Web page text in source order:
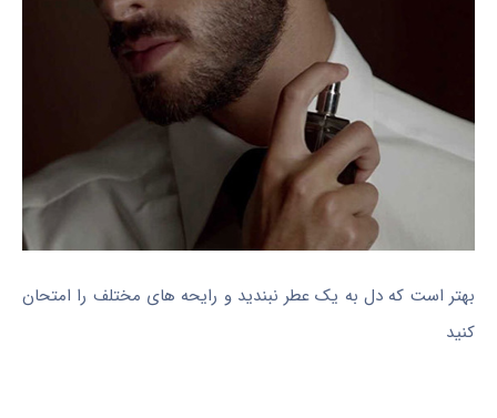
بهتر است که دل به یک عطر نبندید و رایحه های مختلف را امتحان
کنید